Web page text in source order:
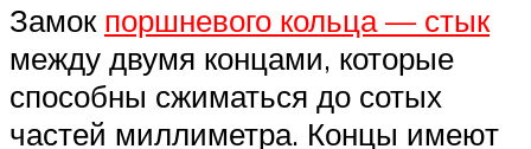
Замок поршневого кольца — стык
между двумя концами, которые
способны сжиматься до сотых
частей миллиметра. Концы имеют